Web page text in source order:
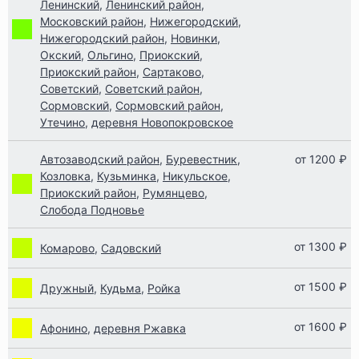
Ленинский, Ленинский район,
Московский район, Нижегородский,
Нижегородский район, Новинки,
Окский, Ольгино, Приокский,
Приокский район, Сартаково,
Советский, Советский район,
Сормовский, Сормовский район,
Утечино, деревня Новопокровское
Автозаводский район, Буревестник,
Козловка, Кузьминка, Никульское,
Приокский район, Румянцево,
Слобода Подновье
от 1200 ₽
Комарово, Садовский от 1300 ₽
Дружный, Кудьма, Ройка от 1500 ₽
Афонино, деревня Ржавка от 1600 ₽